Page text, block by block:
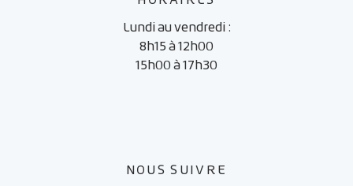
Lundi au vendredi :
8h15 à 12h00
15h00 à 17h30
NOUS SUIVRE